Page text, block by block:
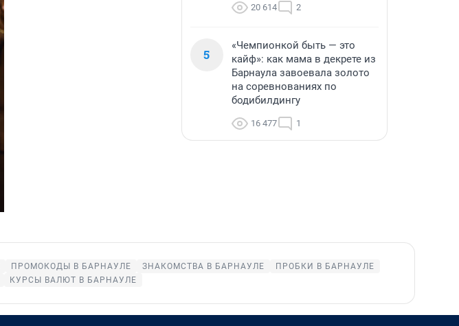
20 614 2
5
«Чемпионкой быть — это
кайф»: как мама в декрете из
Барнаула завоевала золото
на соревнованиях по
бодибилдингу
16 477 1
ПРОМОКОДЫ В БАРНАУЛЕ ЗНАКОМСТВА В БАРНАУЛЕ
ПРОБКИ В БАРНАУЛЕ
КУРСЫ ВАЛЮТ В БАРНАУЛЕ